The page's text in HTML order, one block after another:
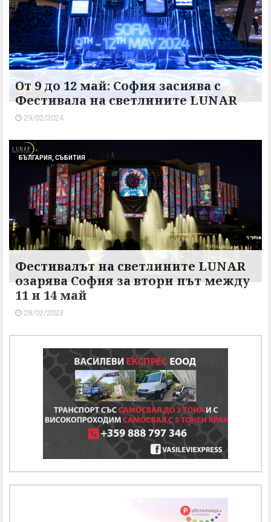
От 9 до 12 май: София засиява с
Фестивала на светлините LUNAR
29/02/2024
БЪЛГАРИЯ, СЪБИТИЯ
Фестивалът на светлините LUNAR
озарява София за втори път между
11 и 14 май
28/02/2023